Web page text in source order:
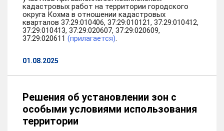
кадастровых работ на территории городского
округа Кохма в отношении кадастровых
кварталов 37:29:010406, 37:29:010121, 37:29:010412,
37:29:010413, 37:29:020607, 37:29:020609,
37:29:020611 (прилагается).
01.08.2025
Решения об установлении зон с
особыми условиями использования
территории